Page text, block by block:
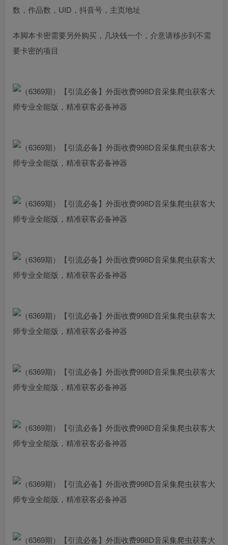
数，作品数，UID，抖音号，主页地址
本脚本卡密需要另外购买，几块钱一个，介意请移步到不需
要卡密的项目